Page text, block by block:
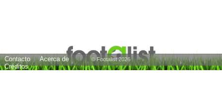
Contacto
Acerca de
Créditos
© Footalist 2026